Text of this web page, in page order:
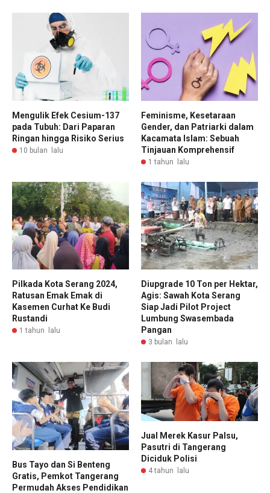
Mengulik Efek Cesium-137
pada Tubuh: Dari Paparan
Ringan hingga Risiko Serius
10 bulan lalu
Feminisme, Kesetaraan
Gender, dan Patriarki dalam
Kacamata Islam: Sebuah
Tinjauan Komprehensif
1 tahun lalu
Pilkada Kota Serang 2024,
Ratusan Emak Emak di
Kasemen Curhat Ke Budi
Rustandi
1 tahun lalu
Diupgrade 10 Ton per Hektar,
Agis: Sawah Kota Serang
Siap Jadi Pilot Project
Lumbung Swasembada
Pangan
3 bulan lalu
Bus Tayo dan Si Benteng
Gratis, Pemkot Tangerang
Permudah Akses Pendidikan
Jual Merek Kasur Palsu,
Pasutri di Tangerang
Diciduk Polisi
4 tahun lalu